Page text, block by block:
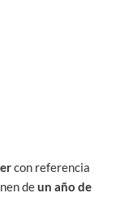
con referencia
deun año de